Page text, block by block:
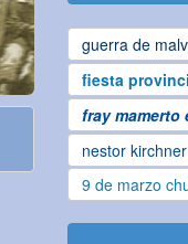
guerra de
fiesta
fray mamerto
nestor kirchner
9 de marzo